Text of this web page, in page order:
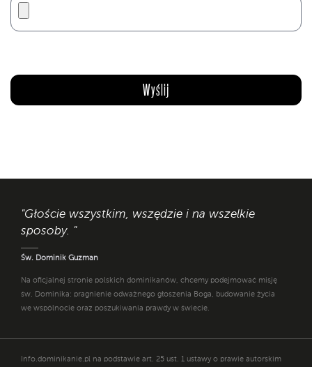
"Głoście wszystkim, wszędzie i na wszelkie
sposoby. "
Św. Dominik Guzman
Na oficjalnej stronie polskich dominikanów, chcemy podejmować misję
św. Dominika: pragnienie odważnego głoszenia Boga, budowanie życia
we wspólnocie oraz poszukiwania prawdy w świecie.
Info.dominikanie.pl na podstawie art. 25 ust. 1 ustawy o prawie autorskim